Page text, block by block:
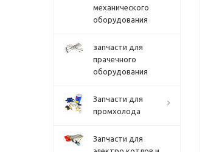
механического
оборудования
запчасти для
прачечного
оборудования
Запчасти для
промхолода
Запчасти для